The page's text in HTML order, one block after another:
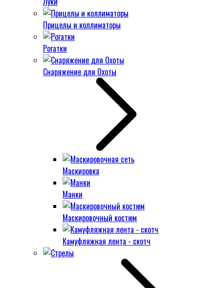
Прицелы и коллиматоры
Рогатки
Снаряжение для Охоты
Маскировка
Манки
Маскировочный костюм
Камуфляжная лента - скотч